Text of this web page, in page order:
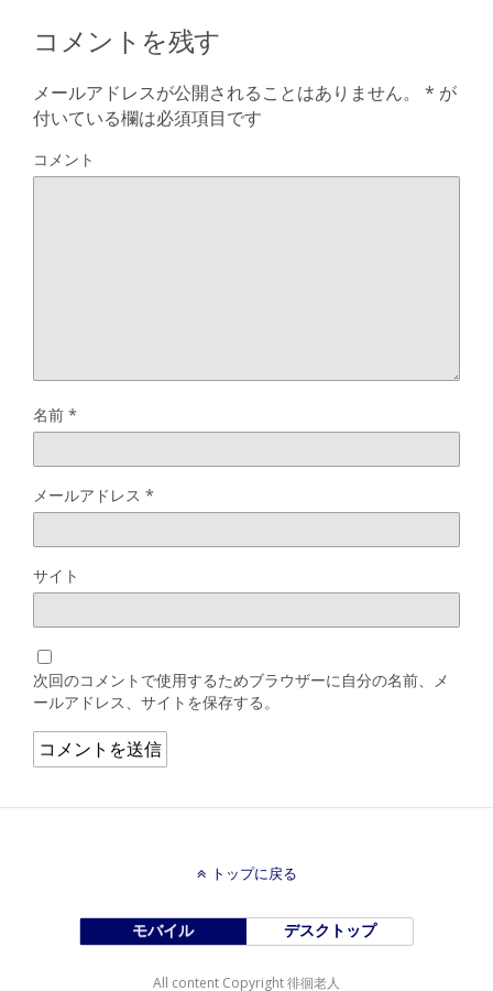
コメントを残す
メールアドレスが公開されることはありません。 * が
付いている欄は必須項目です
コメント
名前 *
メールアドレス *
サイト
次回のコメントで使用するためブラウザーに自分の名前、メ
ールアドレス、サイトを保存する。
トップに戻る
モバイル デスクトップ
All content Copyright 徘徊老人